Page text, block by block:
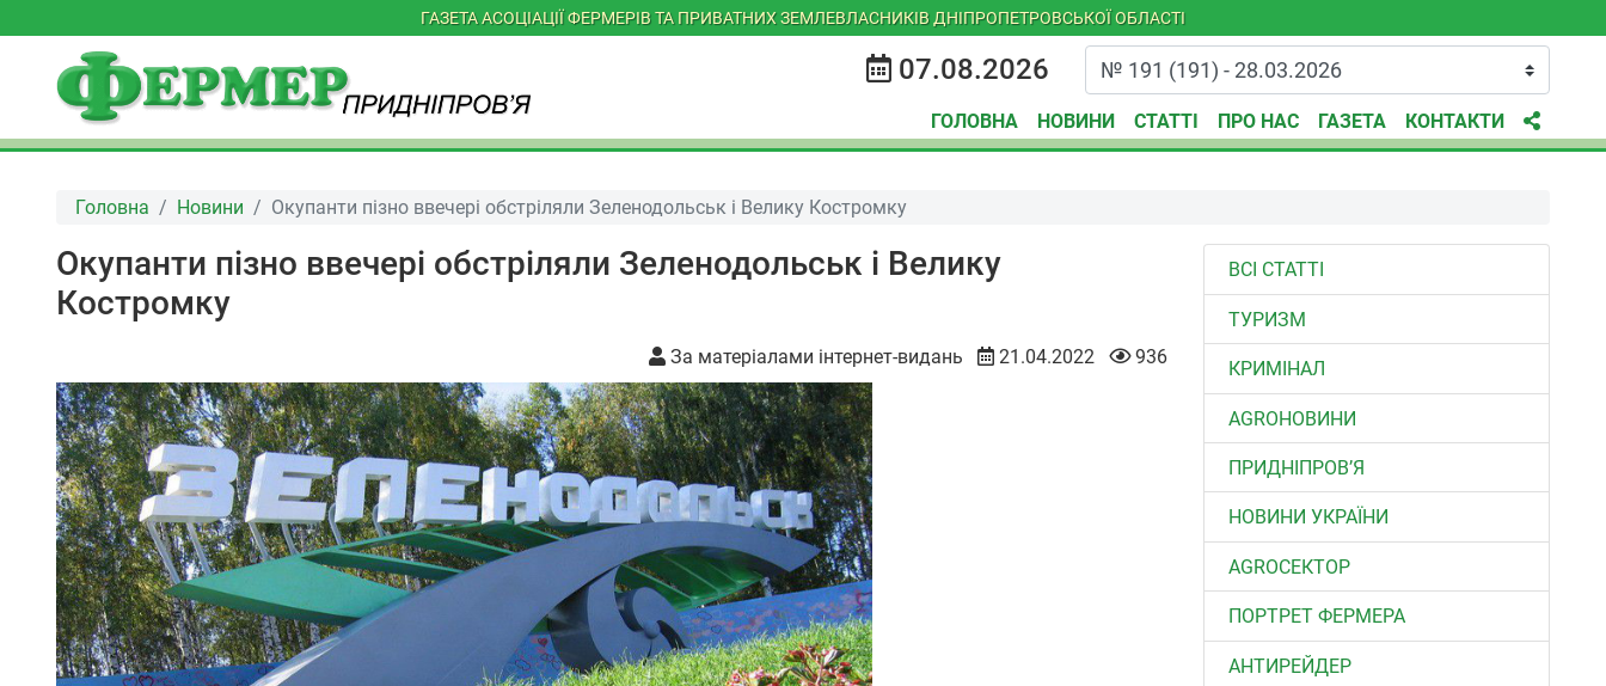
ГАЗЕТА АСОЦІАЦІЇ ФЕРМЕРІВ ТА ПРИВАТНИХ ЗЕМЛЕВЛАСНИКІВ ДНІПРОПЕТРОВСЬКОЇ ОБЛАСТІ
07.08.2026
ГОЛОВНА НОВИНИ СТАТТІ ПРО НАС ГАЗЕТА КОНТАКТИ
Головна Новини Окупанти пізно ввечері обстріляли Зеленодольськ і Велику Костромку
Окупанти пізно ввечері обстріляли Зеленодольськ і Велику
Костромку
За матеріалами інтернет-видань 21.04.2022 936
ВСІ СТАТТІ
ТУРИЗМ
КРИМІНАЛ
AGROНОВИНИ
ПРИДНІПРОВ’Я
НОВИНИ УКРАЇНИ
АGROСЕКТОР
ПОРТРЕТ ФЕРМЕРА
АНТИРЕЙДЕР